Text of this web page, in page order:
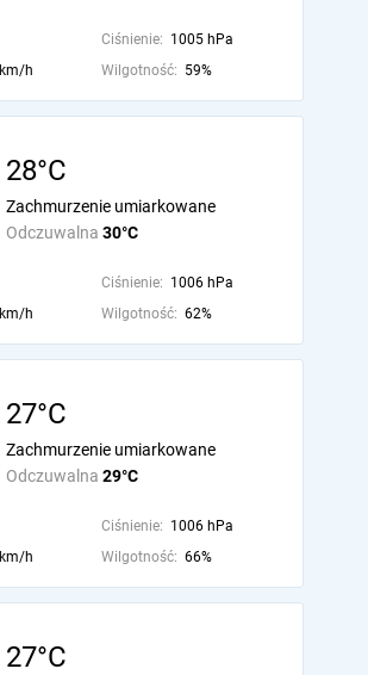
Ciśnienie: 1005 hPa
h Wilgotność: 59%
28°C
Odczuwalna 30°C
Zachmurzenie umiarkowane
Ciśnienie: 1006 hPa
h Wilgotność: 62%
27°C
Odczuwalna 29°C
Zachmurzenie umiarkowane
Ciśnienie: 1006 hPa
h Wilgotność: 66%
27°C